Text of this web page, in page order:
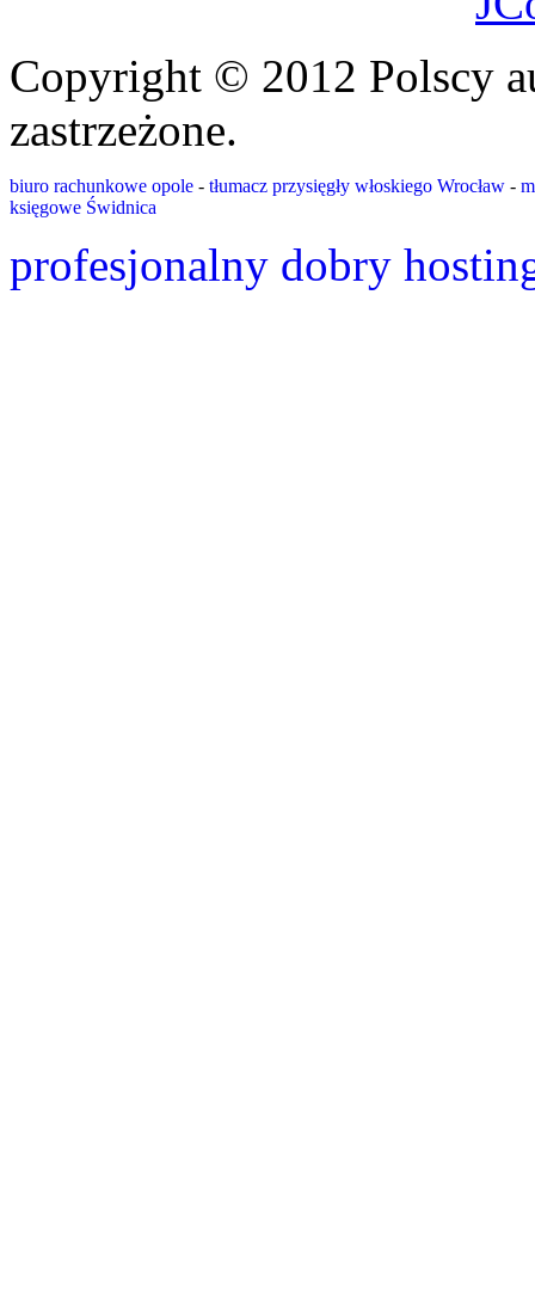
Copyright © 2012 Polscy
zastrzeżone.
biuro rachunkowe opole - tłumacz przysięgły włoskiego Wrocław -
księgowe Świdnica
profesjonalny dobry